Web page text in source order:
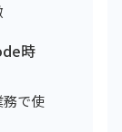
時
務で使